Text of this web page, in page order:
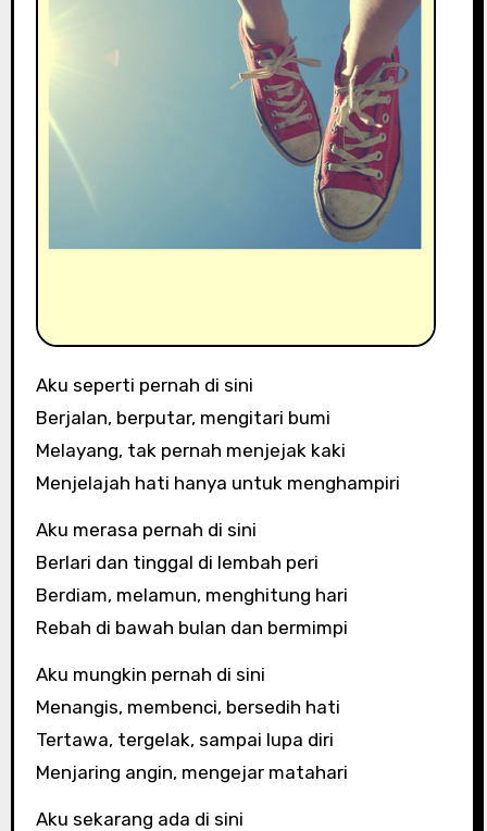
Aku seperti pernah di sini
Berjalan, berputar, mengitari bumi
Melayang, tak pernah menjejak kaki
Menjelajah hati hanya untuk menghampiri
Aku merasa pernah di sini
Berlari dan tinggal di lembah peri
Berdiam, melamun, menghitung hari
Rebah di bawah bulan dan bermimpi
Aku mungkin pernah di sini
Menangis, membenci, bersedih hati
Tertawa, tergelak, sampai lupa diri
Menjaring angin, mengejar matahari
Aku sekarang ada di sini